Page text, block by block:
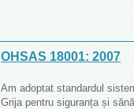
OHSAS 18001: 2007
Am adoptat standardul
Grija pentru siguranța și